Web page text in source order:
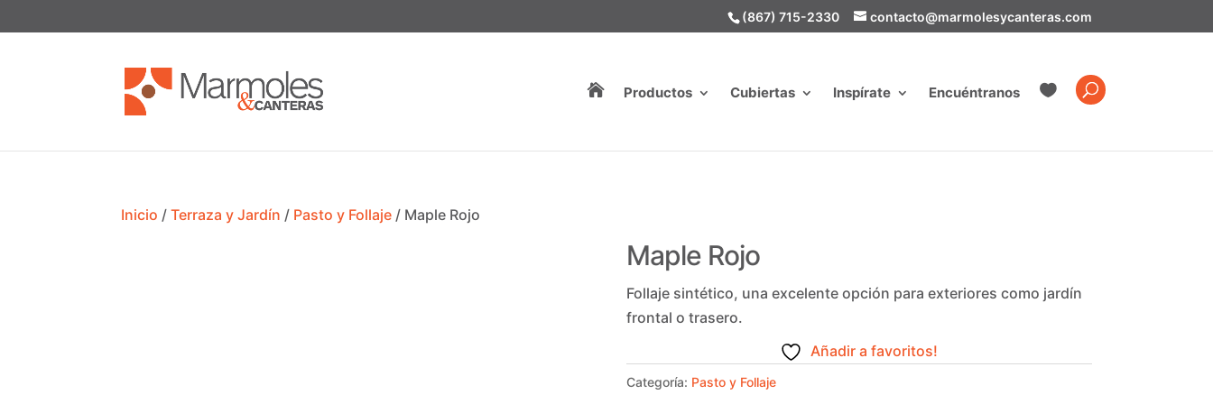
(867) 715-2330 contacto@marmolesycanteras.com
 Productos Cubiertas Inspírate Encuéntranos 
Inicio /Terraza y Jardín / Pasto y Follaje / Maple Rojo
Maple Rojo
Follaje sintético, una excelente opción para exteriores como jardín
frontal o trasero.
Añadir a favoritos!
Categoría: Pasto y Follaje